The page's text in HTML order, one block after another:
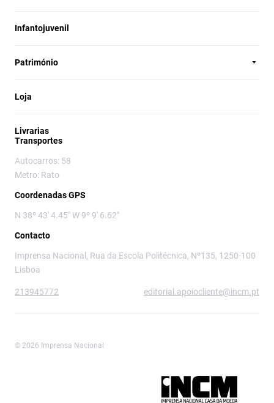
Infantojuvenil
Património
Loja
Livrarias
Transportes
Autocarros: 58
Metro: Rato
Coordenadas GPS
N 38º 43' 4.45" W 9º 9' 6.62"
Contacto
Imprensa Nacional, Rua da Escola Politécnica, Nº135, 1250-100
Lisboa
213945772 editorial.apoiocliente@incm.pt
© 2026 Imprensa Nacional